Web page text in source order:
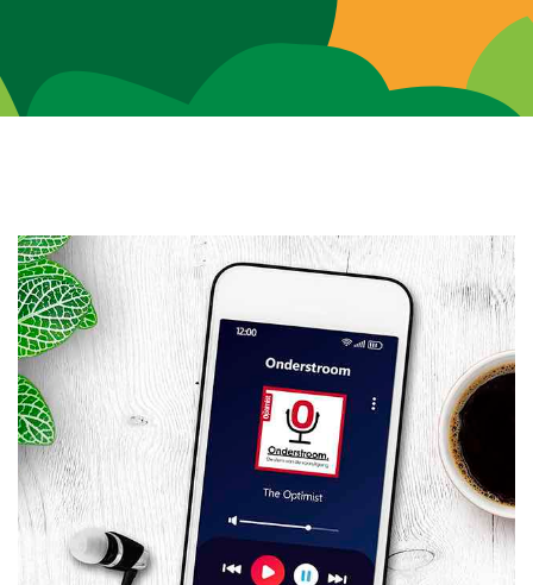
Op de kaart
Brigades
Blog
Over ons
Contact